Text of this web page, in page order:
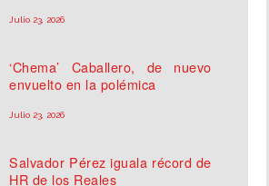
Julio 23, 2026
‘Chema’ Caballero, de nuevo
envuelto en la polémica
Julio 23, 2026
Salvador Pérez iguala récord de
HR de los Reales